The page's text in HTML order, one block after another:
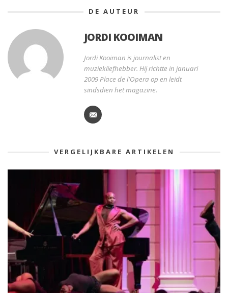
DE AUTEUR
JORDI KOOIMAN
Jordi Kooiman is journalist en
muziekliefhebber. Hij richtte in januari
2009 Place de l'Opera op en leidt
sindsdien het magazine.
VERGELIJKBARE ARTIKELEN